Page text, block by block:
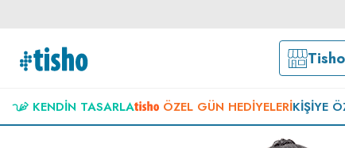
KENDIN TASARLA ÖZEL GÜN HEDIYELERIKIŞIYE